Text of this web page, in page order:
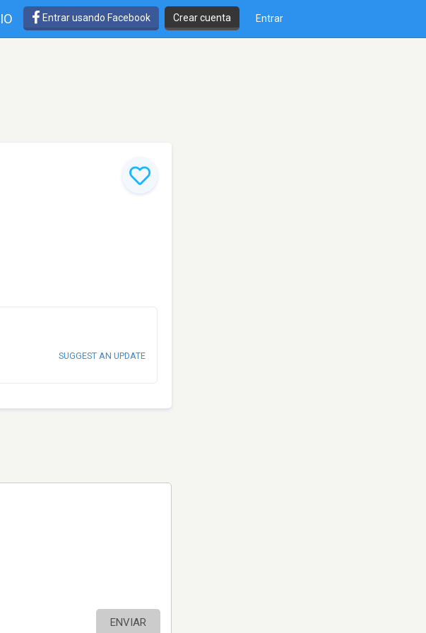
Entrar usando Facebook Crear cuenta Entrar
SUGGEST AN UPDATE
ENVIAR